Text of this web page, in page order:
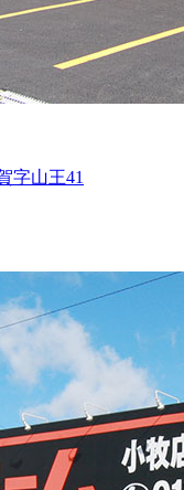
字山王41